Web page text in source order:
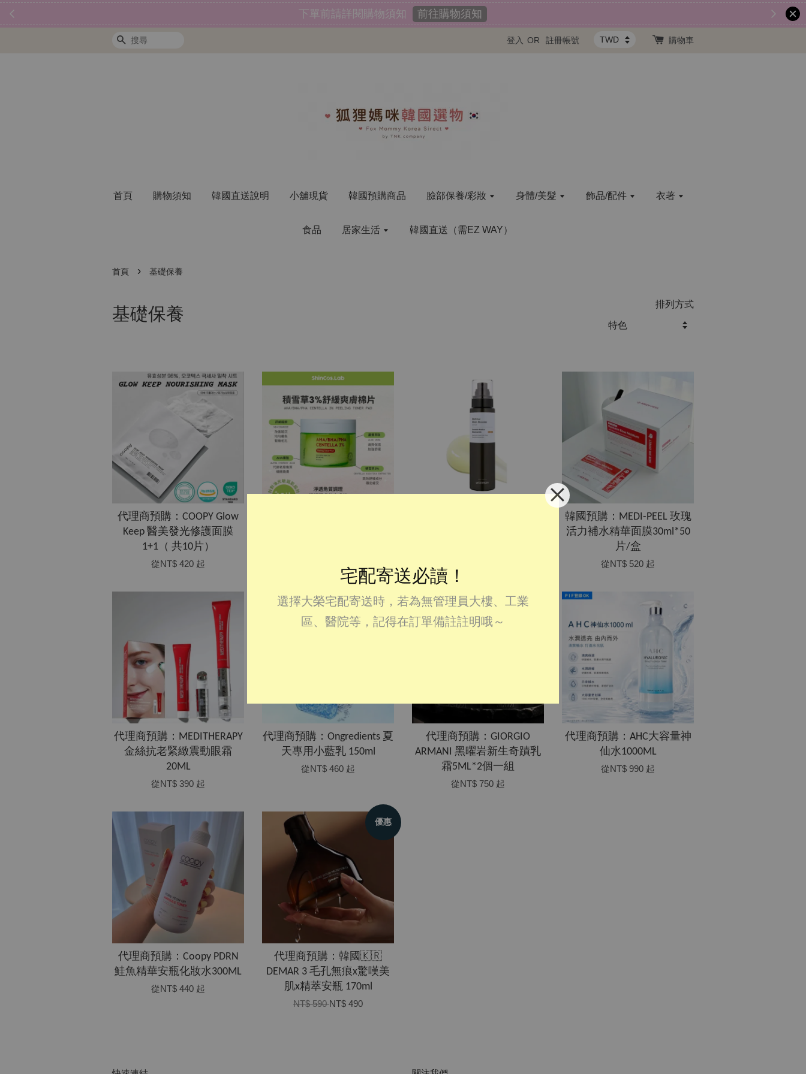
宅配寄送必讀！
選擇大榮宅配寄送時，若為無管理員大樓、工業
區、醫院等，記得在訂單備註註明哦～
搜尋 登入 OR 註冊帳號 購物車
首頁 購物須知 韓國直送說明 小舖現貨 韓國預購商品 臉部保養/彩妝 身體/美髮 飾品/配件 衣著
食品 居家生活 韓國直送（需EZ WAY）
首頁 › 基礎保養
基礎保養
排列方式
代理商預購：COOPY Glow
Keep 醫美發光修護面膜
1+1（ 共10片）
從NT$ 420 起
韓國預購：MEDI-PEEL 玫瑰
活力補水精華面膜30ml*50
片/盒
從NT$ 520 起
代理商預購：MEDITHERAPY
金絲抗老緊緻震動眼霜
20ML
從NT$ 390 起
代理商預購：Ongredients 夏
天專用小藍乳 150ml
從NT$ 460 起
代理商預購：GIORGIO
ARMANI 黑曜岩新生奇蹟乳
霜5ML*2個一組
從NT$ 750 起
代理商預購：AHC大容量神
仙水1000ML
從NT$ 990 起
代理商預購：Coopy PDRN
鮭魚精華安瓶化妝水300ML
從NT$ 440 起
優惠
代理商預購：韓國🇰🇷
DEMAR 3 毛孔無痕x驚嘆美
肌x精萃安瓶 170ml
NT$ 590NT$ 490